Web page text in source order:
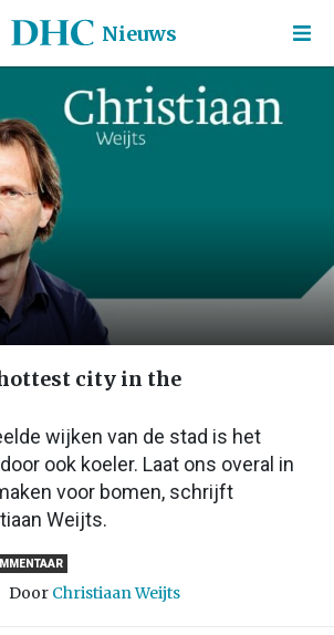
Nieuws
city in the
wijken van de stad is het
ook koeler. Laat ons overal in
voor bomen, schrijft
Weijts.
Door Christiaan Weijts